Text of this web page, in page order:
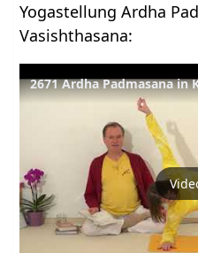
Yogastellung Ardha
Vasishthasana:
2671 Ardha Padmasana in